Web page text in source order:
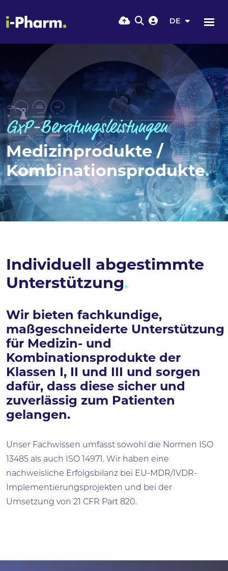
DE
GxP-Beratungsleistungen
Medizinprodukte /
Kombinationsprodukte
Individuell abgestimmte
Unterstützung
Wir bieten fachkundige,
maßgeschneiderte Unterstützung
für Medizin- und
Kombinationsprodukte der
Klassen I, II und III und sorgen
dafür, dass diese sicher und
zuverlässig zum Patienten
gelangen.
Unser Fachwissen umfasst sowohl die Normen ISO
13485 als auch ISO 14971. Wir haben eine
nachweisliche Erfolgsbilanz bei EU-MDR/IVDR-
Implementierungsprojekten und bei der
Umsetzung von 21 CFR Part 820.